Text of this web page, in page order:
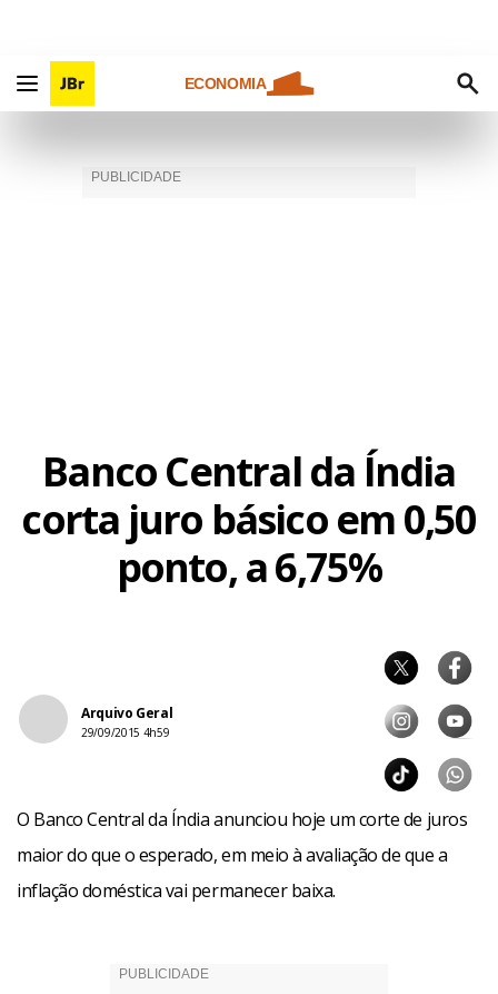
ECONOMIA
Banco Central da Índia
corta juro básico em 0,50
ponto, a 6,75%
Arquivo Geral
29/09/2015 4h59
O Banco Central da Índia anunciou hoje um corte de juros
maior do que o esperado, em meio à avaliação de que a
inflação doméstica vai permanecer baixa.